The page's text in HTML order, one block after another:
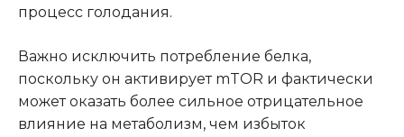
процесс голодания.
Важно исключить потребление белка,
поскольку он активирует mTOR и фактически
может оказать более сильное отрицательное
влияние на метаболизм, чем избыток